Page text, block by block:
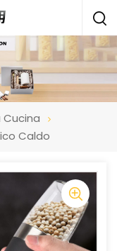
Cucina
Caldo